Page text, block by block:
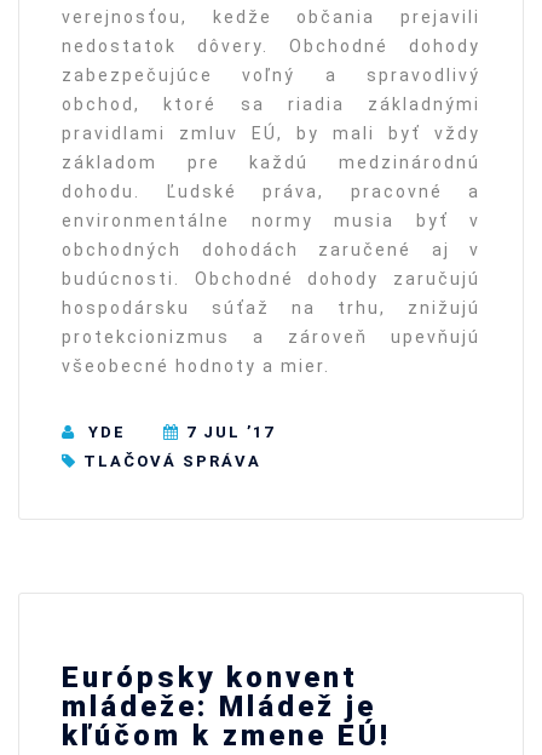
verejnosťou, kedže občania prejavili
nedostatok dôvery. Obchodné dohody
zabezpečujúce voľný a spravodlivý
obchod, ktoré sa riadia základnými
pravidlami zmluv EÚ, by mali byť vždy
základom pre každú medzinárodnú
dohodu. Ľudské práva, pracovné a
environmentálne normy musia byť v
obchodných dohodách zaručené aj v
budúcnosti. Obchodné dohody zaručujú
hospodársku súťaž na trhu, znižujú
protekcionizmus a zároveň upevňujú
všeobecné hodnoty a mier.
YDE
7 JUL ’17
TLAČOVÁ SPRÁVA
Európsky konvent
mládeže: Mládež je
kľúčom k zmene EÚ!